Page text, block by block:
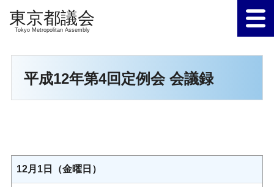
Tokyo Metropolitan Assembly
平成12年第4回定例会 会議録
12月1日（金曜日）